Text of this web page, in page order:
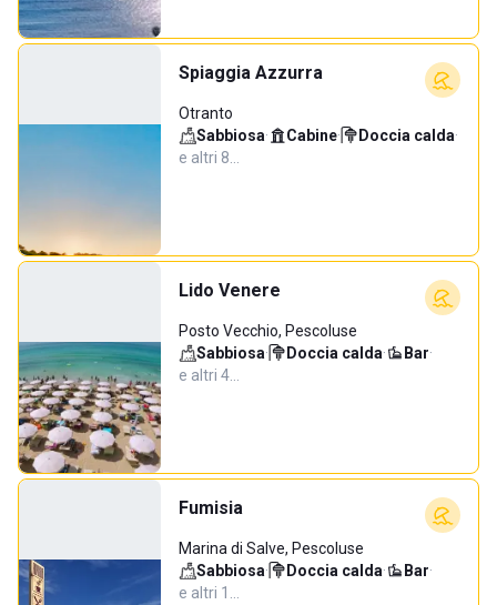
Spiaggia Azzurra
Otranto
Sabbiosa· Cabine· Doccia calda·
e altri 8…
Lido Venere
Posto Vecchio, Pescoluse
Sabbiosa· Doccia calda· Bar·
e altri 4…
Fumisia
Marina di Salve, Pescoluse
Sabbiosa· Doccia calda· Bar·
e altri 1…